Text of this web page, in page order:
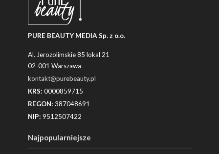
PURE BEAUTY MEDIA Sp. z o.o.
Al. Jerozolimskie 85 lokal 21
02-001 Warszawa
kontakt@purebeauty.pl
KRS: 0000859715
REGON: 387048691
NIP: 9512507422
Najpopularniejsze